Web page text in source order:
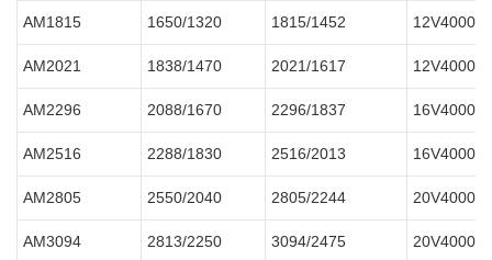
AM1815 1650/1320 1815/1452
AM2021 1838/1470 2021/1617
AM2296 2088/1670 2296/1837
AM2516 2288/1830 2516/2013
AM2805 2550/2040 2805/2244
AM3094 2813/2250 3094/2475